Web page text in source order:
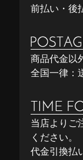
前払い・後
商品代金以
全国一律：
当店よりご
ください。
代金引換払